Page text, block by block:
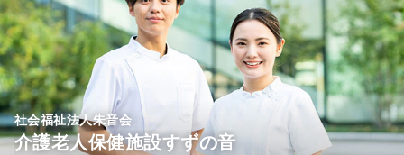
社会福祉法人朱音会
介護老人保健施設すずの音